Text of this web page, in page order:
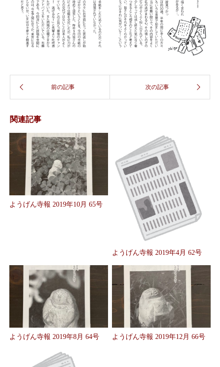
関連記事
ようげん寺報 2019年10月 65号
ようげん寺報 2019年4月 62号
ようげん寺報 2019年8月 64号 ようげん寺報 2019年12月 66号